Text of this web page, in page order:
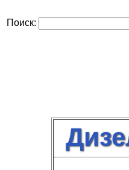
Поиск: